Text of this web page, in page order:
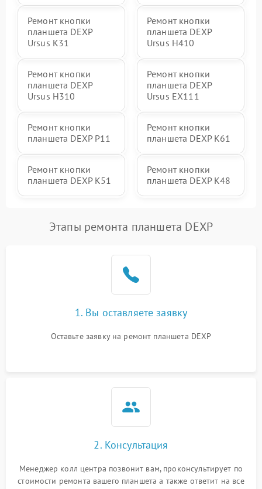
Ремонт кнопки
планшета DEXP
Ursus K31
Ремонт кнопки
планшета DEXP
Ursus H410
Ремонт кнопки
планшета DEXP
Ursus H310
Ремонт кнопки
планшета DEXP
Ursus EX111
Ремонт кнопки
планшета DEXP P11
Ремонт кнопки
планшета DEXP K61
Ремонт кнопки
планшета DEXP K51
Ремонт кнопки
планшета DEXP K48
Этапы ремонта планшета DEXP
1. Вы оставляете заявку
Оставьте заявку на ремонт планшета DEXP
2. Консультация
Менеджер колл центра позвонит вам, проконсультирует по
стоимости ремонта вашего планшета а также ответит на все